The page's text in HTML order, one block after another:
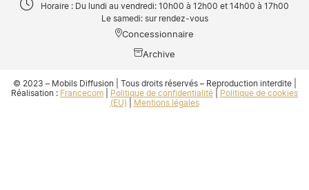
Horaire : Du lundi au vendredi: 10h00 à 12h00 et 14h00 à 17h00
Le samedi: sur rendez-vous
Concessionnaire
Archive
© 2023 – Mobils Diffusion | Tous droits réservés – Reproduction interdite |
Réalisation : Francecom Politique de confidentialité
Politique de cookies
(EU)
Mentions légales